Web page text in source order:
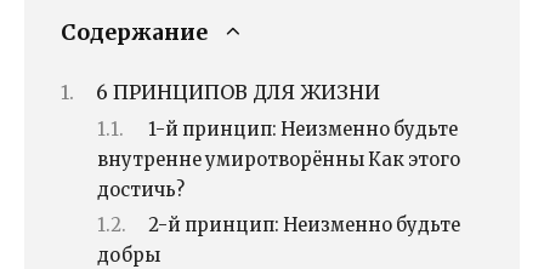
Содержание
6 ПРИНЦИПОВ ДЛЯ ЖИЗНИ
1-й принцип: Неизменно будьте
внутренне умиротворённы Как этого
достичь?
2-й принцип: Неизменно будьте
добры